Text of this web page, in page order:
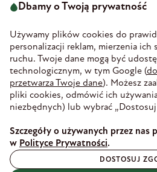
58-160 Świebodzice
REGON 890213034
INFORMACJE
PŁATNOŚĆ I DOSTAWA
WIEDZA
ZAUFANE PŁATNOŚCI
BEZPIECZNA DOSTAWA
WSPÓŁPRACA
Dbamy o Twoją prywatność
Używamy plików cookies do
personalizacji reklam, mierzenia ich
ruchu. Twoje dane mogą być
technologicznym, w tym Google (
przetwarza Twoje dane). Możesz
pliki cookies, odmówić ich
niezbędnych) lub wybrać
Szczegóły o używanych przez nas
w Polityce Prywatności.
DOSTOSUJ